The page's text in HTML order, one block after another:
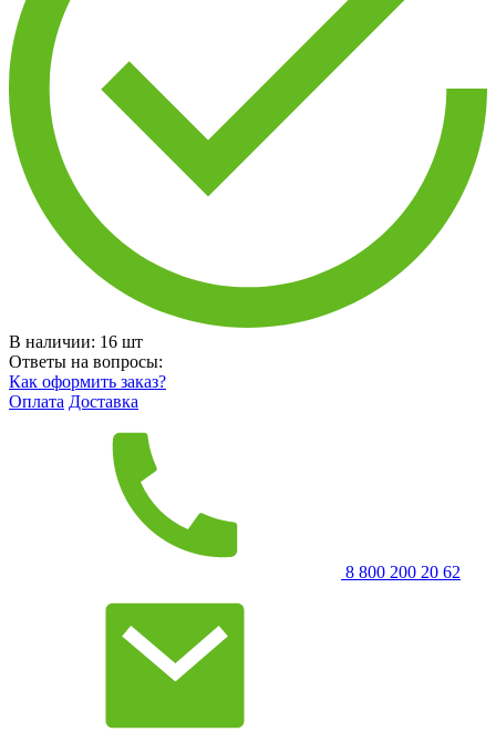
В наличии: 16 шт
Ответы на вопросы:
Как оформить заказ?
Оплата Доставка
8 800 200 20 62